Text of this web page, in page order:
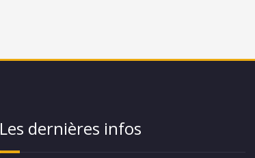
Les dernières infos